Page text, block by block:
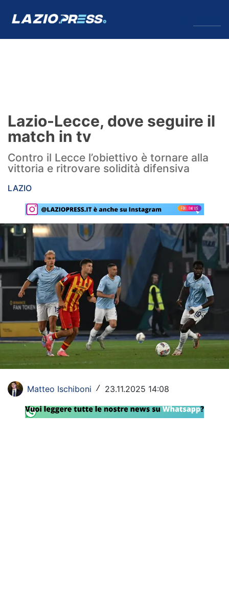
Formello
Infortuni
Primavera
Lazio Women
Rassegna Lazio
Social
Calcio
Serie A
Champions League
Europa League
Altri Sport
Lazio-Lecce, dove seguire il
match in tv
Contro il Lecce l’obiettivo è tornare alla
vittoria e ritrovare solidità difensiva
LAZIO
Matteo Ischiboni / 23.11.2025 14:08